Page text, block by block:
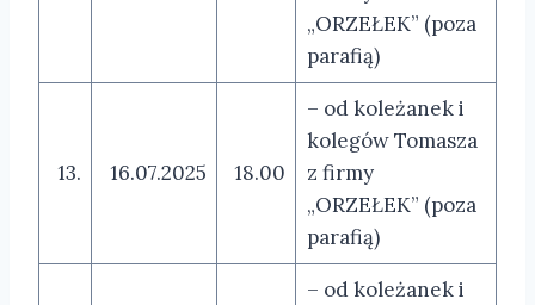
„ORZEŁEK” (poza
parafią)
13. 16.07.2025 18.00
– od koleżanek i
kolegów Tomasza
z firmy
„ORZEŁEK” (poza
parafią)
– od koleżanek i